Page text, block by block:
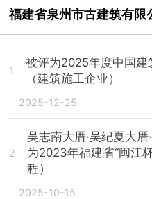
福建省泉州市古建筑有限
1
被评为2025年度中国建
（建筑施工企业）
2025-12-25
2
吴志南大厝·吴纪夏大
为2023年福建省“闽江
程）
2025-10-15